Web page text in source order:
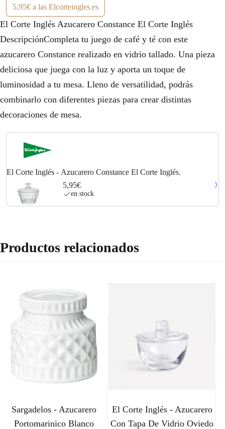
5,95€ a las Elcorteingles.es
El Corte Inglés Azucarero Constance El Corte Inglés
DescripciónCompleta tu juego de café y té con este
azucarero Constance realizado en vidrio tallado. Una pieza
deliciosa que juega con la luz y aporta un toque de
luminosidad a tu mesa. Lleno de versatilidad, podrás
combinarlo con diferentes piezas para crear distintas
decoraciones de mesa.
El Corte Inglés - Azucarero Constance El Corte Inglés.
5,95€
en stock
Productos relacionados
Sargadelos - Azucarero
Portomarinico Blanco
El Corte Inglés - Azucarero
Con Tapa De Vidrio Oviedo